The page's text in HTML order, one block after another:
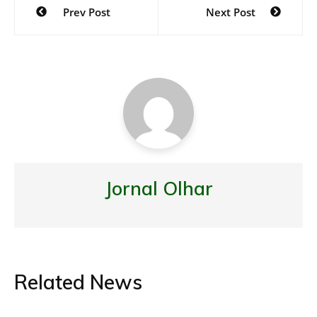
Prev Post Next Post
Jornal Olhar
Related News